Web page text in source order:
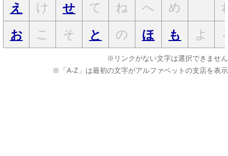
え
け せ て ね へ め
お
こ そ と の ほ も よ
※リンクがない文字は選択できません
※「A-Z」は最初の文字がアルファベットの支店を表示